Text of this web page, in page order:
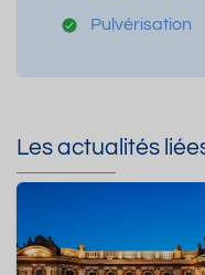
Pulvérisation
Les actualités